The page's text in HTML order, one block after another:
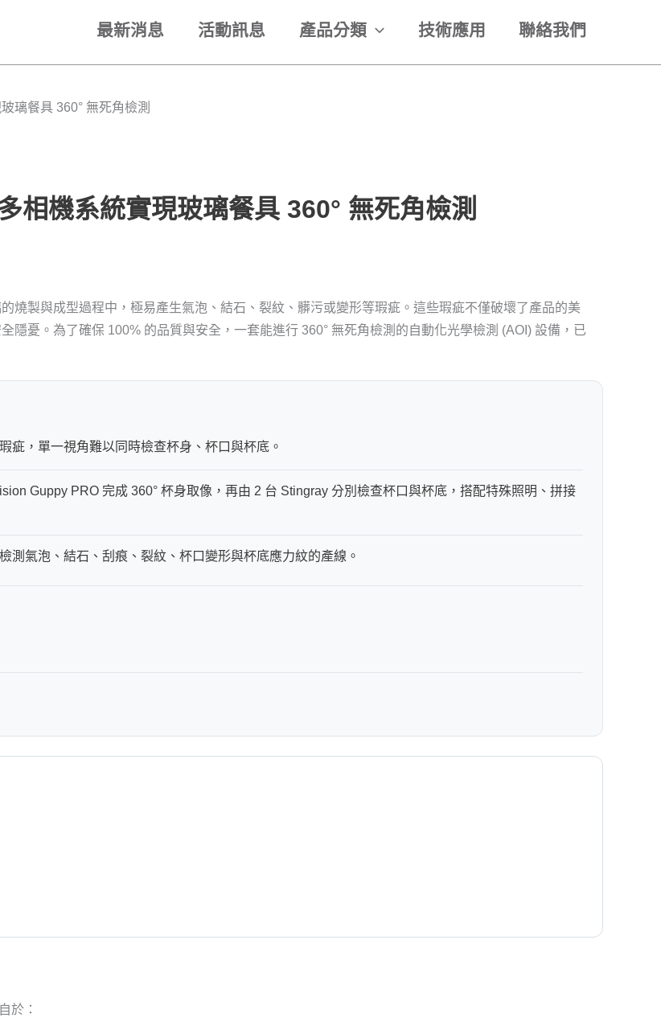
最新消息 活動訊息 產品分類 技術應用 聯絡我們
璃餐具 360° 無死角檢測
相機系統實現玻璃餐具 360° 無死角檢測
燒製與成型過程中，極易產生氣泡、結石、裂紋、髒污或變形等瑕疵。這些瑕疵不僅破壞了產品的美
隱憂。為了確保 100% 的品質與安全，一套能進行 360° 無死角檢測的自動化光學檢測 (AOI) 設備，已
疵，單一視角難以同時檢查杯身、杯口與杯底。
Guppy PRO 完成 360° 杯身取像，再由 2 台 Stingray 分別檢查杯口與杯底，搭配特殊照明、拼接
測氣泡、結石、刮痕、裂紋、杯口變形與杯底應力紋的產線。
於：